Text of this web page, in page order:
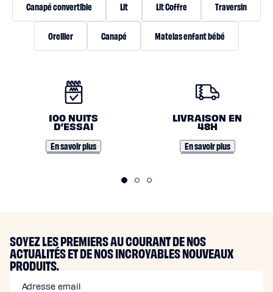
Canapé convertible Lit Lit Coffre Traversin
Oreiller Canapé Matelas enfant bébé
E
M
100 NUITS
D’ESSAI
En savoir plus
LIVRAISON EN
48H
En savoir plus
SOYEZ LES PREMIERS AU COURANT DE NOS
ACTUALITÉS ET DE NOS INCROYABLES NOUVEAUX
PRODUITS.
Adresse email